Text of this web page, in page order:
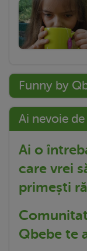
Funny by
Ai nevoie
Ai o
care vrei
primești
Qbebe te